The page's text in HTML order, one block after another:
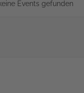
Events gefunden